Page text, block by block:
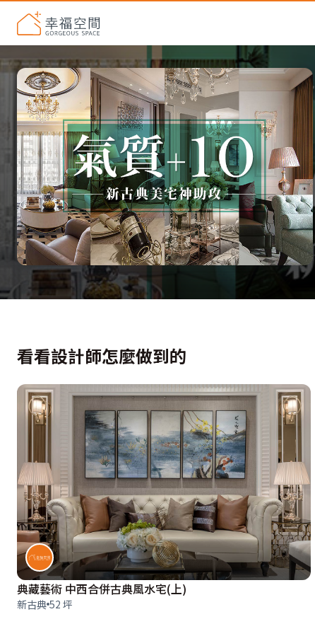
看看設計師怎麼做到的
典藏藝術 中西合併古典風水宅(上)
新古典 52 坪